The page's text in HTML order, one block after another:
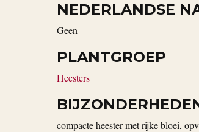
NEDERLANDSE
geen
PLANTGROEP
Heesters
compacte heester met rijke bloei,